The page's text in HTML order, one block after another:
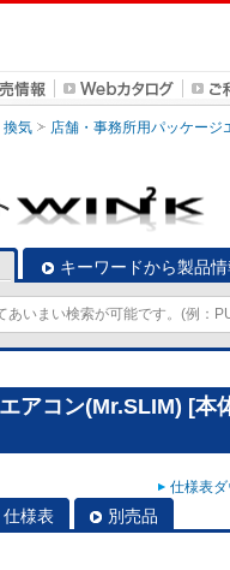
換気 店舗・事務所用パッケージ
キーワードから製品
アコン(Mr.SLIM) [本
仕様表
仕様表 別売品